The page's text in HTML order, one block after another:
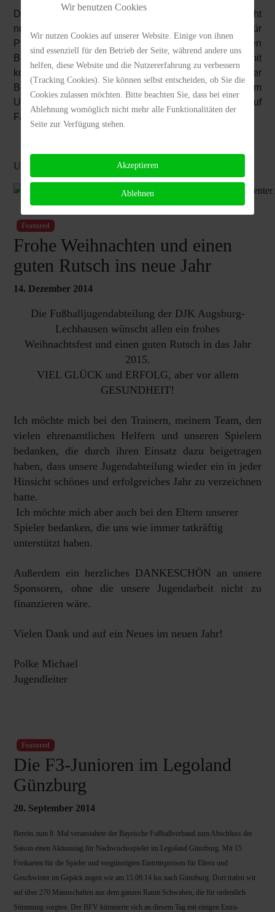
Das RIEGA Miele-Center in der Meraner Str. 40 ist nicht
nur Küchenprofi, sondern auch der Spezialist für
Produkte aus dem Hause Miele in Augsburg. In beiden
Bereichen überzeugt die seit 1934 bestehende Firma mit
kompetentem "Rund-um-Service" und persönlicher
Beratung von Planung bis Montage. Alles zum
Unternehmen gibt es unter www.riega.de und auf
Facebook.
Und hier der Vorher-Nachher Vergleich:
Featured
Frohe Weihnachten und einen
guten Rutsch ins neue Jahr
14. Dezember 2014
Die Fußballjugendabteilung der DJK Augsburg-
Lechhausen wünscht allen ein frohes
Weihnachtsfest und einen guten Rutsch in das Jahr
2015.
VIEL GLÜCK und ERFOLG, aber vor allem
GESUNDHEIT!
Ich möchte mich bei den Trainern, meinem Team, den
vielen ehrenamtlichen Helfern und unseren Spielern
bedanken, die durch ihren Einsatz dazu beigetragen
haben, dass unsere Jugendabteilung wieder ein in jeder
Hinsicht schönes und erfolgreiches Jahr zu verzeichnen
hatte.
Ich möchte mich aber auch bei den Eltern unserer
Spieler bedanken, die uns wie immer tatkräftig
unterstützt haben.
Außerdem ein herzliches DANKESCHÖN an unsere
Sponsoren, ohne die unsere Jugendarbeit nicht zu
finanzieren wäre.
Vielen Dank und auf ein Neues im neuen Jahr!
Polke Michael
Jugendleiter
Featured
Die F3-Junioren im Legoland
Günzburg
20. September 2014
Bereits zum 8. Mal veranstaltete der Bayrische Fußballverband zum Abschluss der
Saison einen Aktionstag für Nachwuchsspieler im Legoland Günzburg. Mit 15
Freikarten für die Spieler und vergünstigten Eintrittspreisen für Eltern und
Geschwister im Gepäck zogen wir am 15.09.14 los nach Günzburg. Dort trafen wir
auf über 270 Mannschaften aus dem ganzen Raum Schwaben, die für ordentlich
Stimmung sorgten. Der BFV kümmerte sich an diesem Tag mit einigen Extra-
Wir benutzen Cookies
Wir nutzen Cookies auf unserer Website. Einige von ihnen
sind essenziell für den Betrieb der Seite, während andere uns
helfen, diese Website und die Nutzererfahrung zu verbessern
(Tracking Cookies). Sie können selbst entscheiden, ob Sie die
Cookies zulassen möchten. Bitte beachten Sie, dass bei einer
Ablehnung womöglich nicht mehr alle Funktionalitäten der
Seite zur Verfügung stehen.
Akzeptieren
Ablehnen